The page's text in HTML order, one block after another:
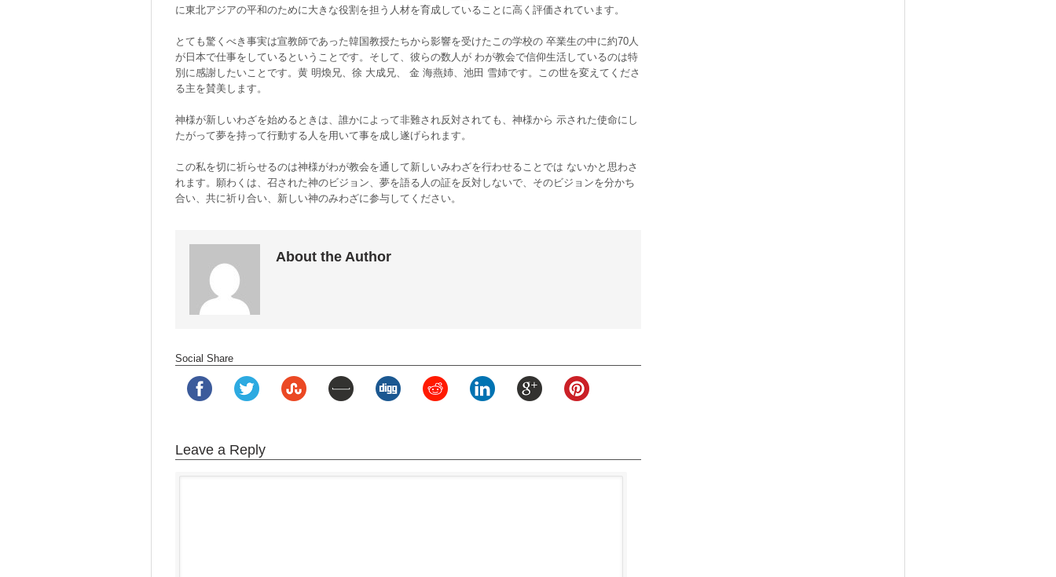
に東北アジアの平和のために大きな役割を担う人材を育成していることに高く評価されています。
とても驚くべき事実は宣教師であった韓国教授たちから影響を受けたこの学校の 卒業生の中に約70人
が日本で仕事をしているということです。そして、彼らの数人が わが教会で信仰生活しているのは特
別に感謝したいことです。黄 明煥兄、徐 大成兄、 金 海燕姉、池田 雪姉です。この世を変えてくださ
る主を賛美します。
神様が新しいわざを始めるときは、誰かによって非難され反対されても、神様から 示された使命にし
たがって夢を持って行動する人を用いて事を成し遂げられます。
この私を切に祈らせるのは神様がわが教会を通して新しいみわざを行わせることでは ないかと思わさ
れます。願わくは、召された神のビジョン、夢を語る人の証を反対しないで、そのビジョンを分かち
合い、共に祈り合い、新しい神のみわざに参与してください。
About the Author
Social Share
Leave a Reply